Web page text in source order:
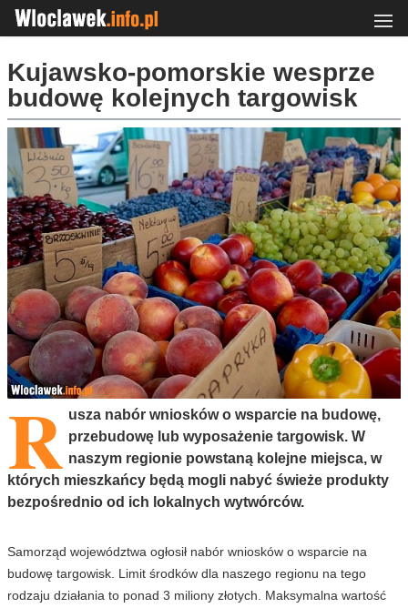
Kujawsko-pomorskie wesprze
budowę kolejnych targowisk
R usza nabór wniosków o wsparcie na budowę,
przebudowę lub wyposażenie targowisk. W
naszym regionie powstaną kolejne miejsca, w
których mieszkańcy będą mogli nabyć świeże produkty
bezpośrednio od ich lokalnych wytwórców.
Samorząd województwa ogłosił nabór wniosków o wsparcie na
budowę targowisk. Limit środków dla naszego regionu na tego
rodzaju działania to ponad 3 miliony złotych. Maksymalna wartość